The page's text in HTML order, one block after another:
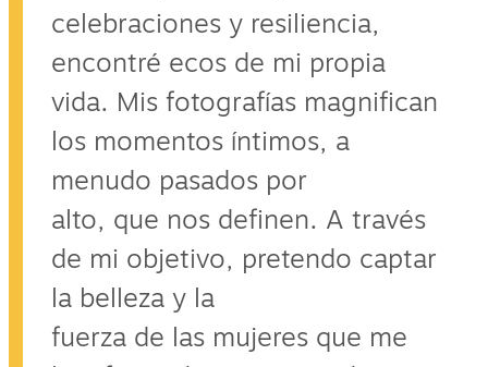
celebraciones y resiliencia,
encontré ecos de mi propia
vida. Mis fotografías magnifican
los momentos íntimos, a
menudo pasados por
alto, que nos definen. A través
de mi objetivo, pretendo captar
la belleza y la
fuerza de las mujeres que me